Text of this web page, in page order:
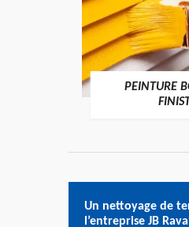
PEINTURE
Un nettoyage de
l’entreprise JB